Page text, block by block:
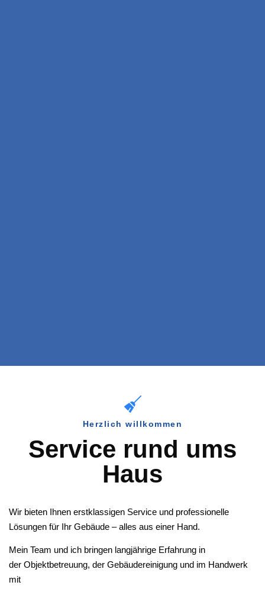
Herzlich willkommen
Service rund ums
Haus
Wir bieten Ihnen erstklassigen Service und professionelle
Lösungen für Ihr Gebäude – alles aus einer Hand.
Mein Team und ich bringen langjährige Erfahrung in
der Objektbetreuung, der Gebäudereinigung und im Handwerk
mit